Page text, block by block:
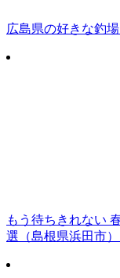
広島県の好きな釣
もう待ちきれない
選（島根県浜田市